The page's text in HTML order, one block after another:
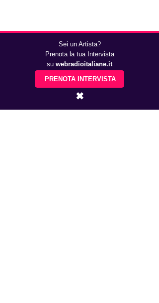
Sei un Artista?
Prenota la tua Intervista
su webradioitaliane.it
PRENOTA INTERVISTA
✖